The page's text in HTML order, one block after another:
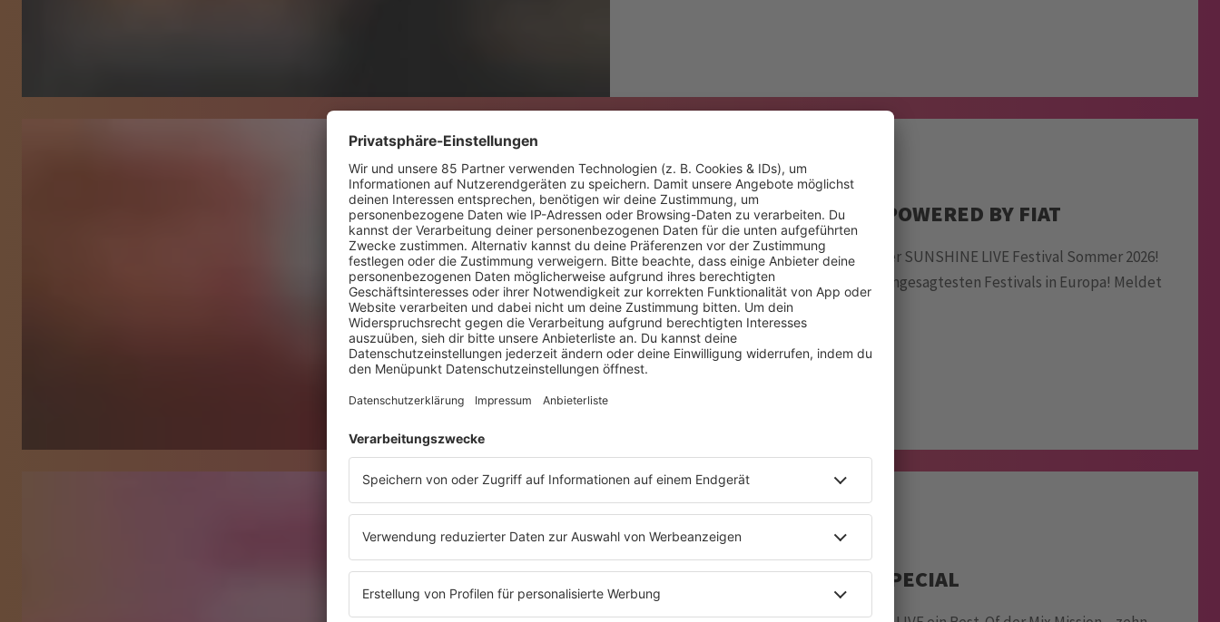
FESTIVAL SOMMER 2026 | POWERED BY FIAT
Die geilste Zeit des Jahres ist zurück: Der SUNSHINE LIVE Festival Sommer 2026!
Gewinnt ab dem 26. Mai Tickets für die angesagtesten Festivals in Europa! Meldet
euch jetzt an!
MEHR LESEN
DAS MIX MISSION OSTER SPECIAL